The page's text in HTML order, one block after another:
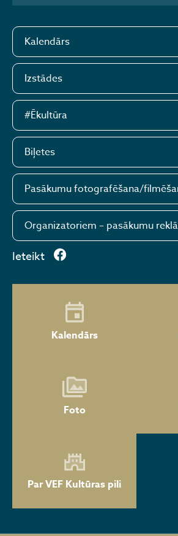
Kalendārs
Izstādes
#Ēkultūra
Biļetes
Pasākumu fotografēšana/
Organizatoriem – pasākumu
Ieteikt
Kalendārs
Foto
Par VEF Kultūras pili